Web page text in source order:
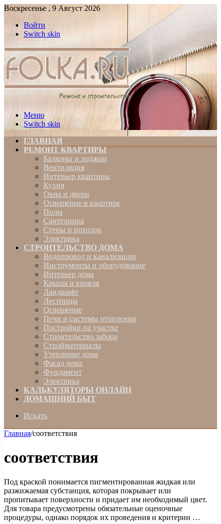
Воскресенье , 9 Август 2026
Войти
Switch skin
Меню
Switch skin
ГЛАВНАЯ
РЕМОНТ КВАРТИРЫ
Балконы и лоджии
Вентиляция
Интерьер квартиры
Кухня
Окна и двери
Освещение в квартире
Полы
Сантехника
Стены и потолок
Электрика
СТРОИТЕЛЬСТВО ДОМА
Водопровод и канализация
Инструменты и оборудование
Интерьер дома
Крыша и кровля
Ландшафт
Лестницы
Освещение
Печи и системы отопления
Постройки на участке
Строительство забора
Стройматериалы
Утепление дома
Фасад дома
Фундамент
Электрика
КАЛЬКУЛЯТОРЫ ОНЛАЙН
ДОМАШНИЙ БЫТ
Искать
Главная/соответствия
соответствия
Под краской понимается пигментированная жидкая или
разжижаемая субстанция, которая покрывает или
пропитывает поверхности и придает им необходимый цвет.
Для товара предусмотрены обязательные оценочные
процедуры, однако порядок их проведения и критерии …